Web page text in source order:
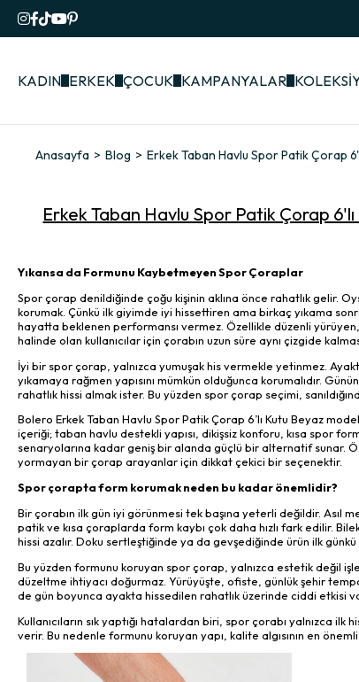
KADIN ERKEK ÇOCUK KAMPANYALAR
Anasayfa Blog Erkek Taban Havlu Spor Patik Çorap
Erkek Taban Havlu Spor Patik Çorap
Yıkansa da Formunu Kaybetmeyen Spor Çoraplar
Spor çorap denildiğinde çoğu kişinin aklına önce rahatlık gelir.
korumak. Çünkü ilk giyimde iyi hissettiren ama birkaç yıkama
hayatta beklenen performansı vermez. Özellikle düzenli
halinde olan kullanıcılar için çorabın uzun süre aynı çizgide
İyi bir spor çorap, yalnızca yumuşak his vermekle yetinmez.
yıkamaya rağmen yapısını mümkün olduğunca korumalıdır.
rahatlık hissi almak ister. Bu yüzden spor çorap seçimi,
Bolero Erkek Taban Havlu Spor Patik Çorap 6’lı Kutu Beyaz
içeriği; taban havlu destekli yapısı, dikişsiz konforu, kısa spor
senaryolarına kadar geniş bir alanda güçlü bir alternatif sunar.
yormayan bir çorap arayanlar için dikkat çekici bir seçenektir.
Spor çorapta form korumak neden bu kadar önemlidir?
Bir çorabın ilk gün iyi görünmesi tek başına yeterli değildir. Asıl
patik ve kısa çoraplarda form kaybı çok daha hızlı fark edilir.
hissi azalır. Doku sertleştiğinde ya da gevşediğinde ürün ilk günkü
Bu yüzden formunu koruyan spor çorap, yalnızca estetik değil
düzeltme ihtiyacı doğurmaz. Yürüyüşte, ofiste, günlük şehir
de gün boyunca ayakta hissedilen rahatlık üzerinde ciddi etkisi
Kullanıcıların sık yaptığı hatalardan biri, spor çorabı yalnızca
verir. Bu nedenle formunu koruyan yapı, kalite algısının en